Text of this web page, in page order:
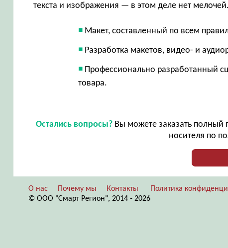
текста и изображения — в этом деле нет мелочей.
Макет, составленный по всем
Разработка макетов, видео- и
Профессионально разработанный
товара.
Остались вопросы? Вы можете заказать полный
носителя по
О нас Почему мы Контакты
Политика
© ООО "Смарт Регион", 2014 - 2026